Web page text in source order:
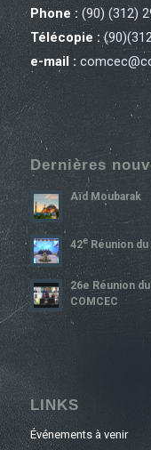
Phone :(90) (312)
Télécopie :
e-mail :
Dernières
Aïd Moubarak
42ERéunion du
26e Réunion
COMCEC
LINKS
Événements à venir